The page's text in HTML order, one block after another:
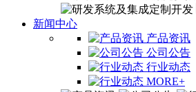
新闻中心
产品资讯
公司公告
行业动态
MORE+